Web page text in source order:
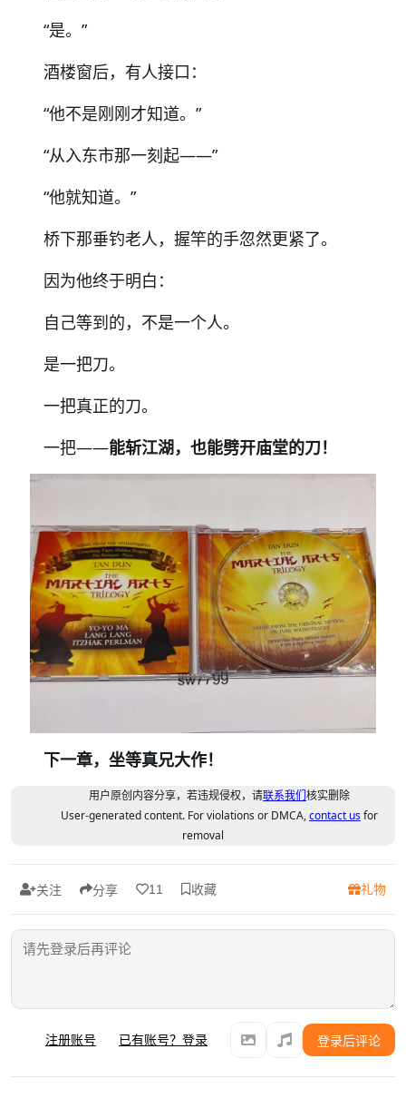
“是。 ”
酒楼窗后，有人接口：
“他不是刚刚才知道。 ”
“从入东市那一刻起——”
“他就知道。 ”
桥下那垂钓老人，握竿的手忽然更紧了。
因为他终于明白：
自己等到的，不是一个人。
是一把刀。
一把真正的刀。
一把——能斩江湖，也能劈开庙堂的刀！
下一章，坐等真兄大作！
用户原创内容分享，若违规侵权，请联系我们核实删除
User-generated content. For violations or DMCA,contact usfor
removal
关注 分享 11 收藏 礼物
注册账号 已有账号？登录 登录后评论